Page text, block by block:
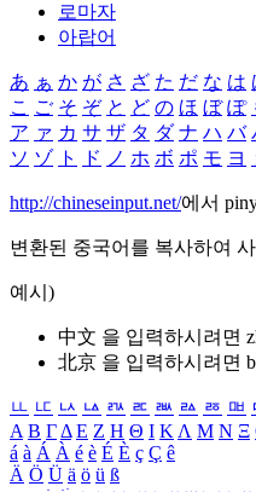
로마자
아랍어
あ ぁ か が さ ざ た だ な は
こ ご そ ぞ と ど の ほ ぼ ぽ
ア ァ カ サ ザ タ ダ ナ ハ バ
ソ ゾ ト ド ノ ホ ボ ポ モ ヨ
http://chineseinput.net/에서
변환된 중국어를 복사하여
예시)
中文 을 입력하시려면
北京 을 입력하시려면
ㅥ ㅦ ㅧ ㅨ ㅩ ㅪ ㅫ ㅬ ㅭ ㅮ
Α Β ΓΔ Ε Ζ Η Θ Ι ΚΛ Μ Ν Ξ
á à Á À é è É È ç Ç ê
Ä Ö Ü ä ö ü ß